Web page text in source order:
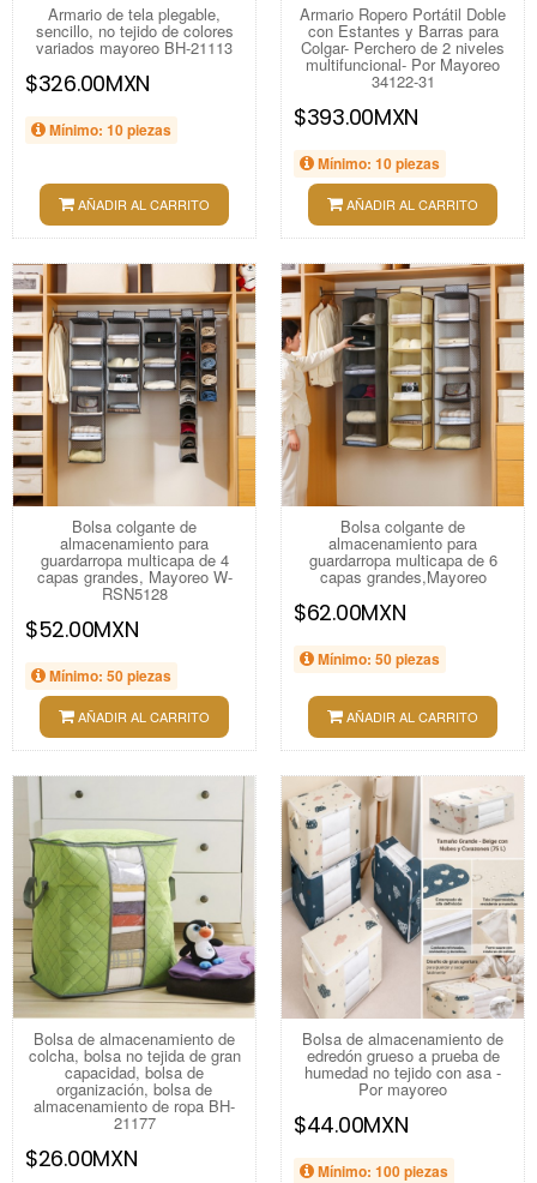
Armario de tela plegable,
sencillo, no tejido de colores
variados mayoreo BH-21113
$326.00MXN
Mínimo: 10 piezas
AÑADIR AL CARRITO
Armario Ropero Portátil Doble
con Estantes y Barras para
Colgar- Perchero de 2 niveles
multifuncional- Por Mayoreo
34122-31
$393.00MXN
Mínimo: 10 piezas
AÑADIR AL CARRITO
Bolsa colgante de
almacenamiento para
guardarropa multicapa de 4
capas grandes, Mayoreo W-
RSN5128
$52.00MXN
Mínimo: 50 piezas
AÑADIR AL CARRITO
Bolsa colgante de
almacenamiento para
guardarropa multicapa de 6
capas grandes,Mayoreo
$62.00MXN
Mínimo: 50 piezas
AÑADIR AL CARRITO
Bolsa de almacenamiento de
colcha, bolsa no tejida de gran
capacidad, bolsa de
organización, bolsa de
almacenamiento de ropa BH-
21177
$26.00MXN
Bolsa de almacenamiento de
edredón grueso a prueba de
humedad no tejido con asa -
Por mayoreo
$44.00MXN
Mínimo: 100 piezas